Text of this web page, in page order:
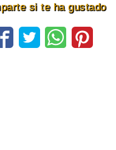
si te ha gustado